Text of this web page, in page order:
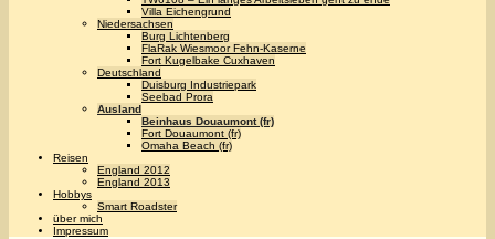
Villa Eichengrund
Niedersachsen
Burg Lichtenberg
FlaRak Wiesmoor Fehn-Kaserne
Fort Kugelbake Cuxhaven
Deutschland
Duisburg Industriepark
Seebad Prora
Ausland
Beinhaus Douaumont (fr)
Fort Douaumont (fr)
Omaha Beach (fr)
Reisen
England 2012
England 2013
Hobbys
Smart Roadster
über mich
Impressum